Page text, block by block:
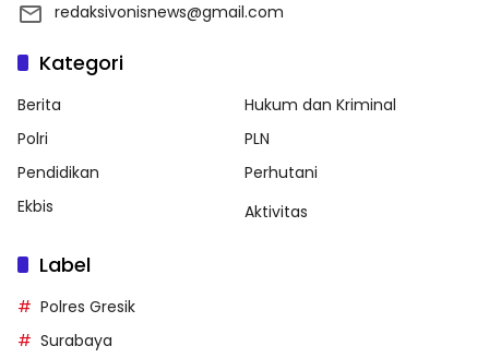
redaksivonisnews@gmail.com
Kategori
Berita
Hukum dan Kriminal
Polri
PLN
Pendidikan
Perhutani
Ekbis
Aktivitas
Label
Polres Gresik
Surabaya